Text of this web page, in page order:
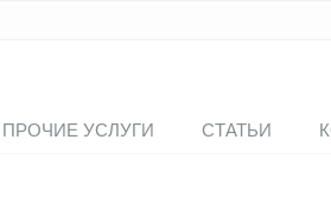
ПРОЧИЕ УСЛУГИ СТАТЬИ